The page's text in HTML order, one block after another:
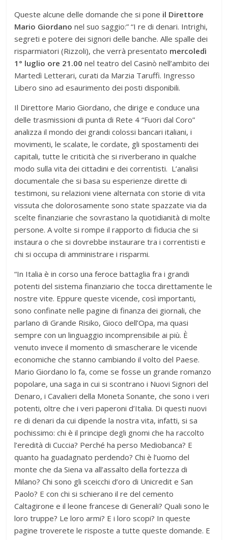
Queste alcune delle domande che si pone il Direttore
Mario Giordano nel suo saggio:” “I re di denari. Intrighi,
segreti e potere dei signori delle banche. Alle spalle dei
risparmiatori (Rizzoli), che verrà presentato mercoledì
1° luglio ore 21.00 nel teatro del Casinò nell’ambito dei
Martedì Letterari, curati da Marzia Taruffi. Ingresso
Libero sino ad esaurimento dei posti disponibili.
Il Direttore Mario Giordano, che dirige e conduce una
delle trasmissioni di punta di Rete 4 “Fuori dal Coro”
analizza il mondo dei grandi colossi bancari italiani, i
movimenti, le scalate, le cordate, gli spostamenti dei
capitali, tutte le criticità che si riverberano in qualche
modo sulla vita dei cittadini e dei correntisti. L’analisi
documentale che si basa su esperienze dirette di
testimoni, su relazioni viene alternata con storie di vita
vissuta che dolorosamente sono state spazzate via da
scelte finanziarie che sovrastano la quotidianità di molte
persone. A volte si rompe il rapporto di fiducia che si
instaura o che si dovrebbe instaurare tra i correntisti e
chi si occupa di amministrare i risparmi.
“In Italia è in corso una feroce battaglia fra i grandi
potenti del sistema finanziario che tocca direttamente le
nostre vite. Eppure queste vicende, così importanti,
sono confinate nelle pagine di finanza dei giornali, che
parlano di Grande Risiko, Gioco dell’Opa, ma quasi
sempre con un linguaggio incomprensibile ai più. È
venuto invece il momento di smascherare le vicende
economiche che stanno cambiando il volto del Paese.
Mario Giordano lo fa, come se fosse un grande romanzo
popolare, una saga in cui si scontrano i Nuovi Signori del
Denaro, i Cavalieri della Moneta Sonante, che sono i veri
potenti, oltre che i veri paperoni d’Italia. Di questi nuovi
re di denari da cui dipende la nostra vita, infatti, si sa
pochissimo: chi è il principe degli gnomi che ha raccolto
l’eredità di Cuccia? Perché ha perso Mediobanca? E
quanto ha guadagnato perdendo? Chi è l’uomo del
monte che da Siena va all’assalto della fortezza di
Milano? Chi sono gli sceicchi d’oro di Unicredit e San
Paolo? E con chi si schierano il re del cemento
Caltagirone e il leone francese di Generali? Quali sono le
loro truppe? Le loro armi? E i loro scopi? In queste
pagine troverete le risposte a tutte queste domande. E